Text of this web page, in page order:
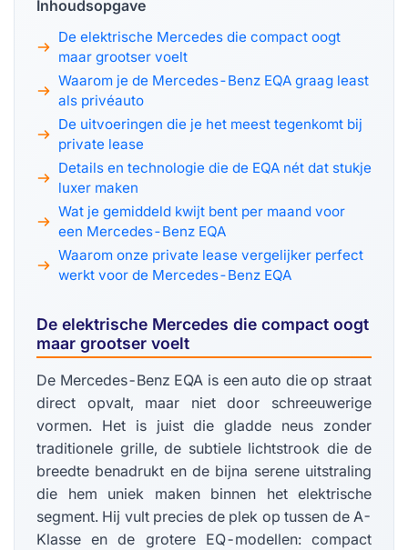
Inhoudsopgave
De elektrische Mercedes die compact oogt
maar grootser voelt
Waarom je de Mercedes-Benz EQA graag least
als privéauto
De uitvoeringen die je het meest tegenkomt bij
private lease
Details en technologie die de EQA nét dat stukje
luxer maken
Wat je gemiddeld kwijt bent per maand voor
een Mercedes-Benz EQA
Waarom onze private lease vergelijker perfect
werkt voor de Mercedes-Benz EQA
De elektrische Mercedes die compact oogt
maar grootser voelt
De Mercedes-Benz EQA is een auto die op straat
direct opvalt, maar niet door schreeuwerige
vormen. Het is juist die gladde neus zonder
traditionele grille, de subtiele lichtstrook die de
breedte benadrukt en de bijna serene uitstraling
die hem uniek maken binnen het elektrische
segment. Hij vult precies de plek op tussen de A-
Klasse en de grotere EQ-modellen: compact